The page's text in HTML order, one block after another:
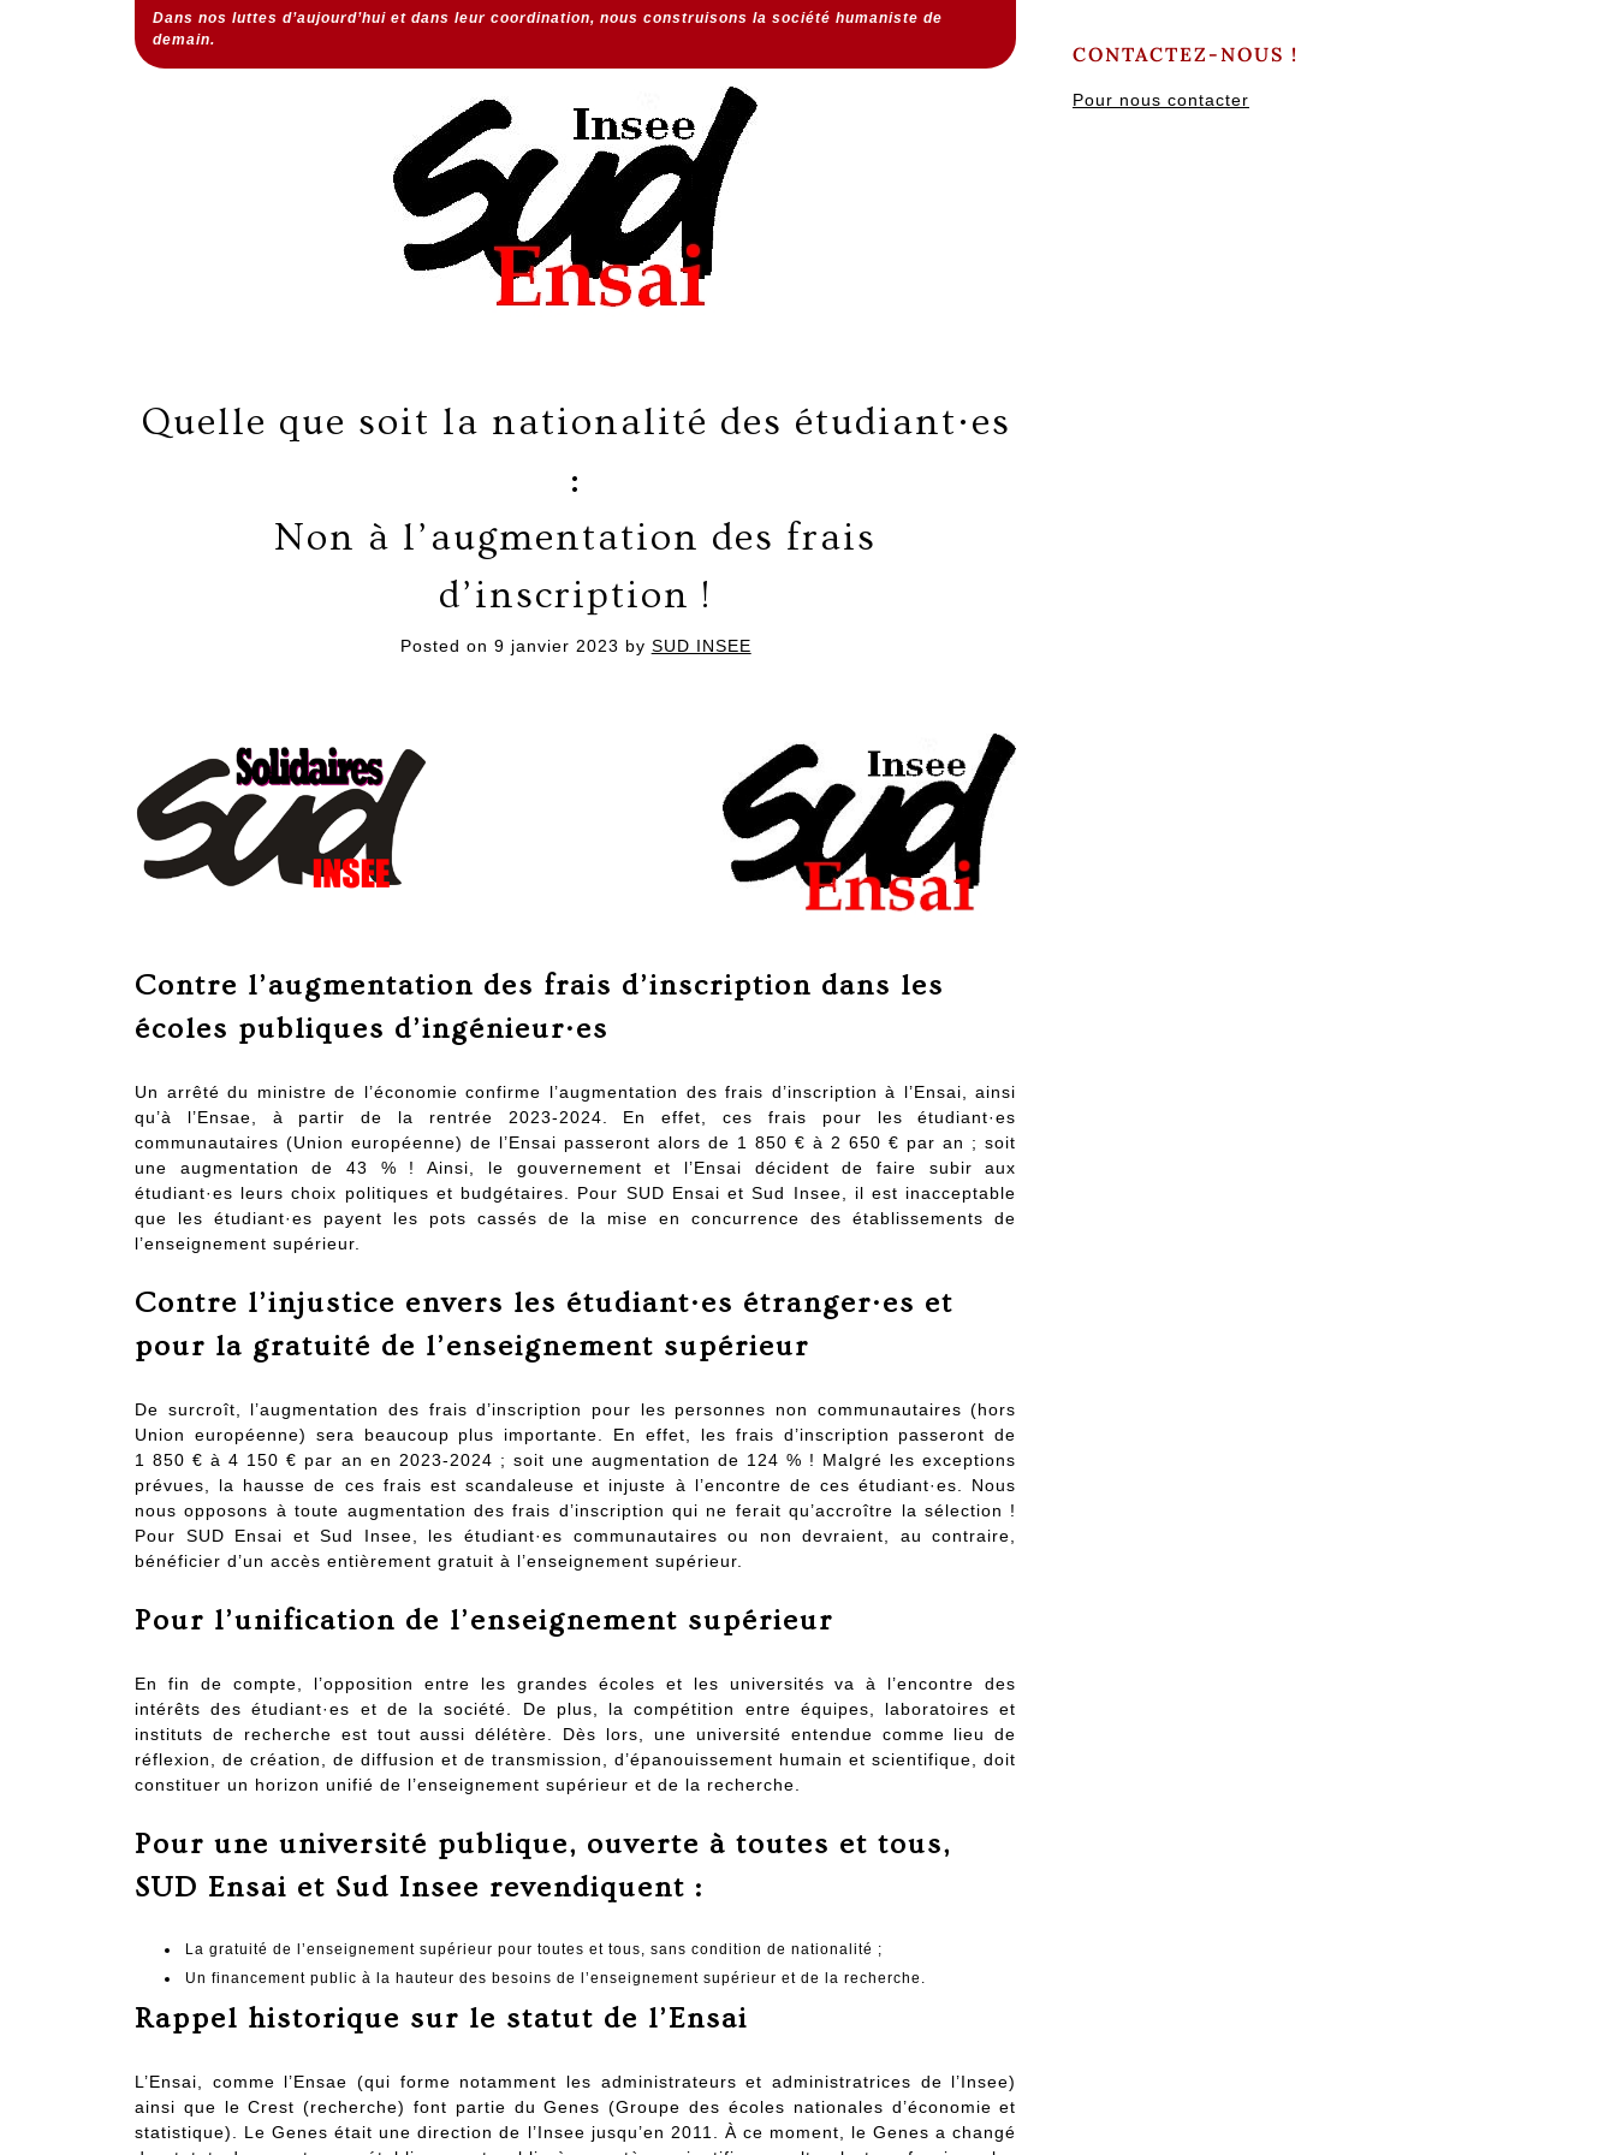
Dans nos luttes d’aujourd’hui et dans leur coordination, nous construisons la société humaniste de
demain.
Quelle que soit la nationalité des étudiant·es
:
Non à l’augmentation des frais
d’inscription !
Posted on 9 janvier 2023 by SUD INSEE
Contre l’augmentation des frais d’inscription dans les
écoles publiques d’ingénieur·es
Un arrêté du ministre de l’économie confirme l’augmentation des frais d’inscription à l’Ensai, ainsi
qu’à l’Ensae, à partir de la rentrée 2023-2024. En effet, ces frais pour les étudiant·es
communautaires (Union européenne) de l’Ensai passeront alors de 1 850 € à 2 650 € par an ; soit
une augmentation de 43 % ! Ainsi, le gouvernement et l’Ensai décident de faire subir aux
étudiant·es leurs choix politiques et budgétaires. Pour SUD Ensai et Sud Insee, il est inacceptable
que les étudiant·es payent les pots cassés de la mise en concurrence des établissements de
l’enseignement supérieur.
Contre l’injustice envers les étudiant·es étranger·es et
pour la gratuité de l’enseignement supérieur
De surcroît, l’augmentation des frais d’inscription pour les personnes non communautaires (hors
Union européenne) sera beaucoup plus importante. En effet, les frais d’inscription passeront de
1 850 € à 4 150 € par an en 2023-2024 ; soit une augmentation de 124 % ! Malgré les exceptions
prévues, la hausse de ces frais est scandaleuse et injuste à l’encontre de ces étudiant·es. Nous
nous opposons à toute augmentation des frais d’inscription qui ne ferait qu’accroître la sélection !
Pour SUD Ensai et Sud Insee, les étudiant·es communautaires ou non devraient, au contraire,
bénéficier d’un accès entièrement gratuit à l’enseignement supérieur.
Pour l’unification de l’enseignement supérieur
En fin de compte, l’opposition entre les grandes écoles et les universités va à l’encontre des
intérêts des étudiant·es et de la société. De plus, la compétition entre équipes, laboratoires et
instituts de recherche est tout aussi délétère. Dès lors, une université entendue comme lieu de
réflexion, de création, de diffusion et de transmission, d’épanouissement humain et scientifique, doit
constituer un horizon unifié de l’enseignement supérieur et de la recherche.
Pour une université publique, ouverte à toutes et tous,
SUD Ensai et Sud Insee revendiquent :
La gratuité de l’enseignement supérieur pour toutes et tous, sans condition de nationalité ;
Un financement public à la hauteur des besoins de l’enseignement supérieur et de la recherche.
Rappel historique sur le statut de l’Ensai
L’Ensai, comme l’Ensae (qui forme notamment les administrateurs et administratrices de l’Insee)
ainsi que le Crest (recherche) font partie du Genes (Groupe des écoles nationales d’économie et
statistique). Le Genes était une direction de l’Insee jusqu’en 2011. À ce moment, le Genes a changé
CONTACTEZ-NOUS !
Pour nous contacter